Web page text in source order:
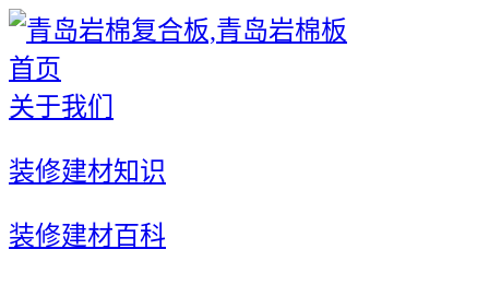
首页
关于我们
装修建材知识
装修建材百科